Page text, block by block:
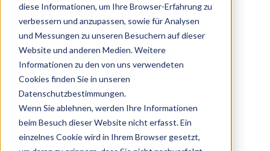
diese Informationen, um Ihre Browser-Erfahrung zu
verbessern und anzupassen, sowie für Analysen
und Messungen zu unseren Besuchern auf dieser
Website und anderen Medien. Weitere
Informationen zu den von uns verwendeten
Cookies finden Sie in unseren
Datenschutzbestimmungen.
Wenn Sie ablehnen, werden Ihre Informationen
beim Besuch dieser Website nicht erfasst. Ein
einzelnes Cookie wird in Ihrem Browser gesetzt,
Es gibt keine Vorschläge, da das Suchfeld leer ist.
Abmahnung im
Arbeitsrecht
Online-Seminar Freie Plätze verfügbar
Tipps für die Praxis